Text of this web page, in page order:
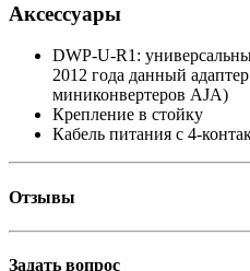
Аксессуары
DWP-U-R1:
2012 года данный
миниконвертеров AJA)
Крепление в стойку
Кабель питания с 4-
Отзывы
Задать вопрос